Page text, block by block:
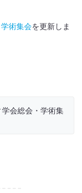
術集会を更新しま
会総会・学術集